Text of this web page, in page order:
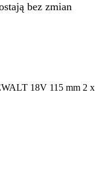
bez zmian
18V 115 mm 2 x